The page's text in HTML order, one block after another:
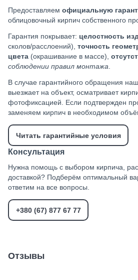
Предоставляем официальную
облицовочный кирпич собственного
Гарантия покрывает: целостность
сколов/расслоений), точность
цвета (окрашивание в массе),
соблюдении правил монтажа
В случае гарантийного обращения
выезжает на объект, осматривает
фотофиксацией. Если подтвержден
заменяем кирпич в необходимом
Читать гарантийные условия
Консультация
Нужна помощь с выбором кирпича,
доставкой? Подберём оптимальный
ответим на все вопросы.
+380 (67) 877 67 77
Отзывы